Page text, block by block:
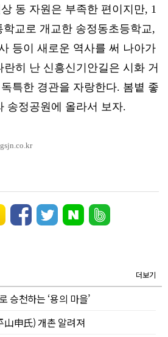
동 자원은 부족한 편이지만, 1
교로 개교한 송정동초등학교,
등이 새로운 역사를 써 나아가
히 난 신흥신기안길은 시화 거
특한 경관을 자랑한다. 봄볕 좋
송정공원에 올라서 보자.
더보기
승천하는 ‘용의 마을’
山申氏) 개촌 알려져